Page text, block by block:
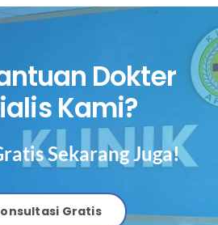
Dokter
Kami?
Sekarang Juga!
Gratis